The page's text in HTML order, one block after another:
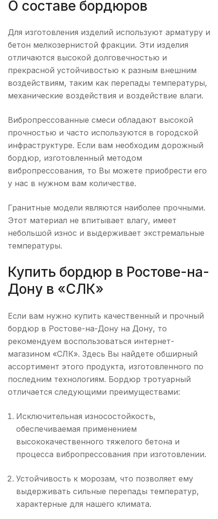
О составе бордюров
Для изготовления изделий используют арматуру и
бетон мелкозернистой фракции. Эти изделия
отличаются высокой долговечностью и
прекрасной устойчивостью к разным внешним
воздействиям, таким как перепады температуры,
механические воздействия и воздействие влаги.
Вибропрессованные смеси обладают высокой
прочностью и часто используются в городской
инфраструктуре. Если вам необходим дорожный
бордюр, изготовленный методом
вибропрессования, то Вы можете приобрести его
у нас в нужном вам количестве.
Гранитные модели являются наиболее прочными.
Этот материал не впитывает влагу, имеет
небольшой износ и выдерживает экстремальные
температуры.
Купить бордюр в Ростове-на-
Дону в «СЛК»
Если вам нужно купить качественный и прочный
бордюр в Ростове-на-Дону на Дону, то
рекомендуем воспользоваться интернет-
магазином «СЛК». Здесь Вы найдете обширный
ассортимент этого продукта, изготовленного по
последним технологиям. Бордюр тротуарный
отличается следующими преимуществами:
Исключительная износостойкость,
обеспечиваемая применением
высококачественного тяжелого бетона и
процесса вибропрессования при изготовлении.
Устойчивость к морозам, что позволяет ему
выдерживать сильные перепады температур,
характерные для нашего климата.